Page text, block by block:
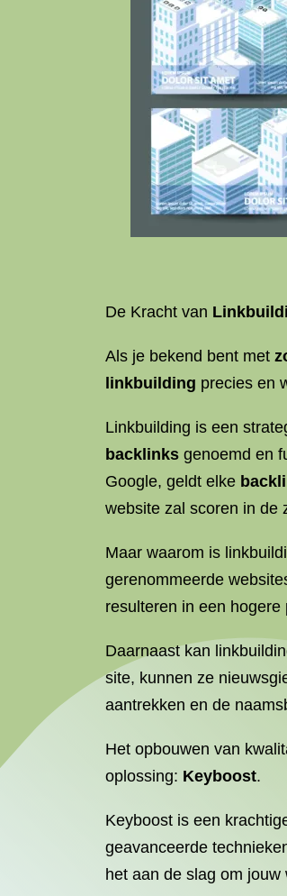
De Kracht van
Als je bekend bent met
linkbuilding precies en
Linkbuilding is een
backlinks genoemd en
Google, geldt elke
website zal scoren in de
Maar waarom is
gerenommeerde
resulteren in een
Daarnaast kan
site, kunnen ze
aantrekken en de
Het opbouwen van
oplossing: Keyboost.
Keyboost is een
geavanceerde
het aan de slag om